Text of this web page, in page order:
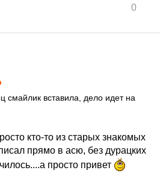
0
смайлик вставила, дело идет на
кто-то из старых знакомых
прямо в асю, без дурацких
просто привет